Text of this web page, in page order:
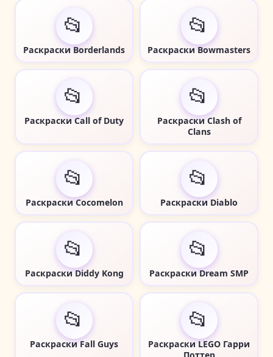
📂
Раскраски Borderlands
📂
Раскраски Bowmasters
📂
Раскраски Call of Duty
📂
Раскраски Clash of
Clans
📂
Раскраски Cocomelon
📂
Раскраски Diablo
📂
Раскраски Diddy Kong
📂
Раскраски Dream SMP
📂
Раскраски Fall Guys
📂
Раскраски LEGO Гарри
Поттер